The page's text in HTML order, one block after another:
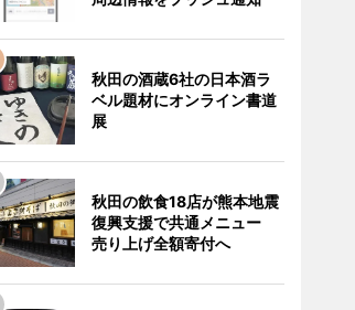
秋田の酒蔵6社の日本酒ラ
ベル題材にオンライン書道
展
秋田の飲食18店が熊本地震
復興支援で共通メニュー
売り上げ全額寄付へ